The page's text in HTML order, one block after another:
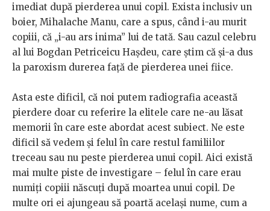
imediat după pierderea unui copil. Exista inclusiv un
boier, Mihalache Manu, care a spus, când i-au murit
copiii, că „i-au ars inima” lui de tată. Sau cazul celebru
al lui Bogdan Petriceicu Hașdeu, care știm că și-a dus
la paroxism durerea față de pierderea unei fiice.
Asta este dificil, că noi putem radiografia această
pierdere doar cu referire la elitele care ne-au lăsat
memorii în care este abordat acest subiect. Ne este
dificil să vedem și felul în care restul familiilor
treceau sau nu peste pierderea unui copil. Aici există
mai multe piste de investigare – felul în care erau
numiți copiii născuți după moartea unui copil. De
multe ori ei ajungeau să poartă același nume, cum a